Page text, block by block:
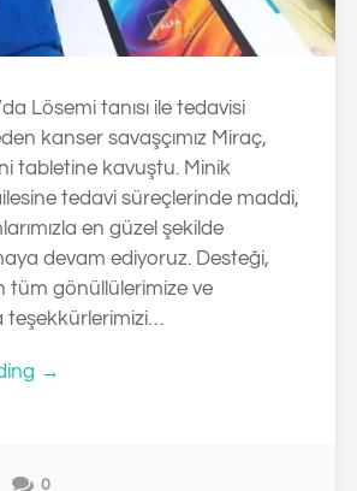
Lösemi tanısı ile tedavisi
kanser savaşçımız Miraç,
tabletine kavuştu. Minik
ailesine tedavi süreçlerinde maddi,
en güzel şekilde
devam ediyoruz. Desteği,
tüm gönüllülerimize ve
teşekkürlerimizi…
→
0